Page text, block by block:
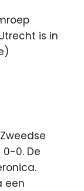
is in
0. De
een